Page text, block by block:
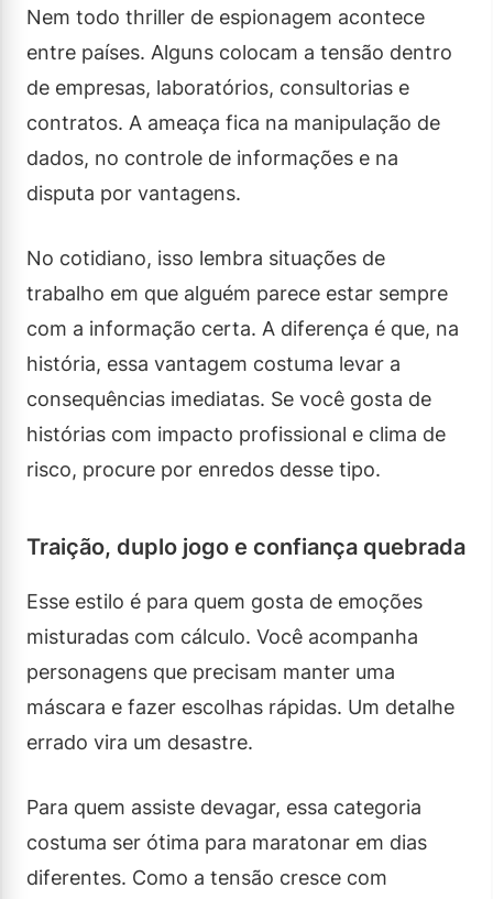
Nem todo thriller de espionagem acontece
entre países. Alguns colocam a tensão dentro
de empresas, laboratórios, consultorias e
contratos. A ameaça fica na manipulação de
dados, no controle de informações e na
disputa por vantagens.
No cotidiano, isso lembra situações de
trabalho em que alguém parece estar sempre
com a informação certa. A diferença é que, na
história, essa vantagem costuma levar a
consequências imediatas. Se você gosta de
histórias com impacto profissional e clima de
risco, procure por enredos desse tipo.
Traição, duplo jogo e confiança quebrada
Esse estilo é para quem gosta de emoções
misturadas com cálculo. Você acompanha
personagens que precisam manter uma
máscara e fazer escolhas rápidas. Um detalhe
errado vira um desastre.
Para quem assiste devagar, essa categoria
costuma ser ótima para maratonar em dias
diferentes. Como a tensão cresce com